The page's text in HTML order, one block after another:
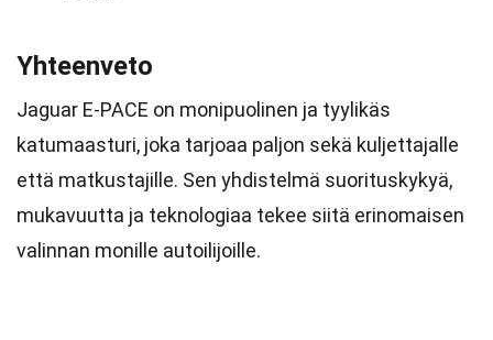
Yhteenveto
Jaguar E-PACE on monipuolinen ja tyylikäs
katumaasturi, joka tarjoaa paljon sekä kuljettajalle
että matkustajille. Sen yhdistelmä suorituskykyä,
mukavuutta ja teknologiaa tekee siitä erinomaisen
valinnan monille autoilijoille.